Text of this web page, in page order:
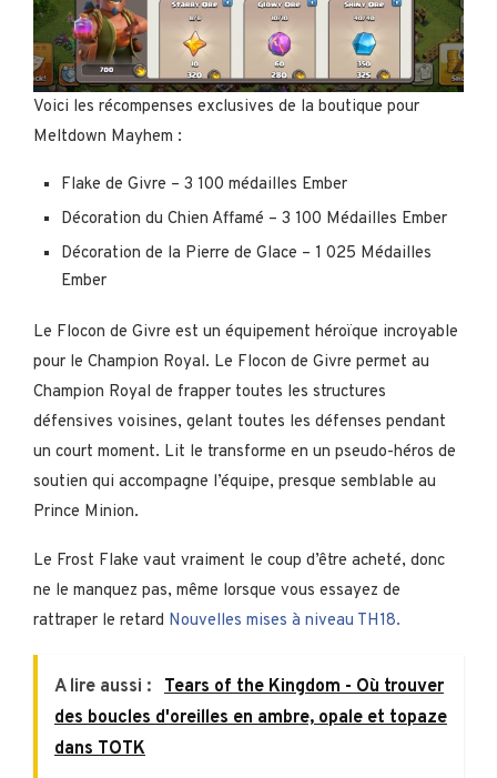
Voici les récompenses exclusives de la boutique pour
Meltdown Mayhem :
Flake de Givre – 3 100 médailles Ember
Décoration du Chien Affamé – 3 100 Médailles Ember
Décoration de la Pierre de Glace – 1 025 Médailles
Ember
Le Flocon de Givre est un équipement héroïque incroyable
pour le Champion Royal. Le Flocon de Givre permet au
Champion Royal de frapper toutes les structures
défensives voisines, gelant toutes les défenses pendant
un court moment. Lit le transforme en un pseudo-héros de
soutien qui accompagne l’équipe, presque semblable au
Prince Minion.
Le Frost Flake vaut vraiment le coup d’être acheté, donc
ne le manquez pas, même lorsque vous essayez de
rattraper le retard Nouvelles mises à niveau TH18.
A lire aussi : Tears of the Kingdom - Où trouver
des boucles d'oreilles en ambre, opale et topaze
dans TOTK